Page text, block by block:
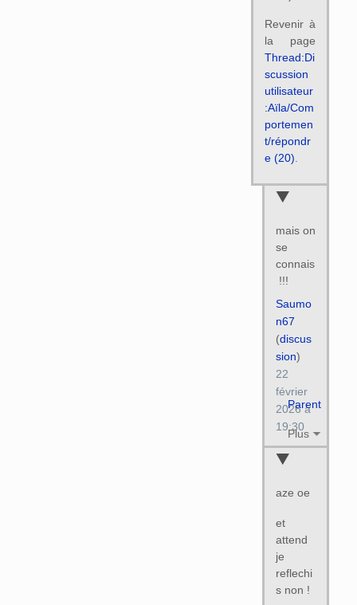
Revenir à
la page
Thread:Di
scussion
utilisateur
:Aïla/Com
portemen
t/répondr
e (20)
mais on
se
connais
!!!
Parent
Plus
Saumo
n67
(discus
sion)
22
février
2026 à
19:30
aze oe
et
attend
je
reflechi
s non !